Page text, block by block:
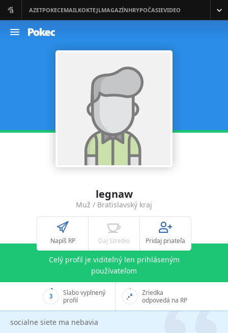
legnaw
Muž / Bratislavský kraj
Napíš RP Daj Stretko Pridaj priateľa
Celý profil je viditeľný len prihláseným
používateľom
3
Slabo vyplnený
profil
Zriedka
odpovedá na RP
socialne siete ma nebavia